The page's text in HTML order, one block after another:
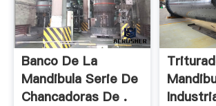
Banco De La
Mandibula Serie De
Chancadoras De .